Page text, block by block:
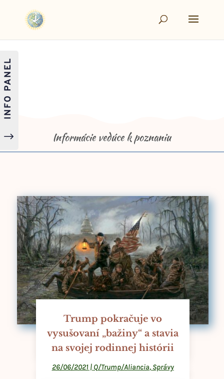
Informácie vedúce k poznaniu
Trump pokračuje vo
vysušovaní „bažiny“ a stavia
na svojej rodinnej histórii
26/06/2021| Q/Trump/Aliancia, Správy
"
INFO PANEL